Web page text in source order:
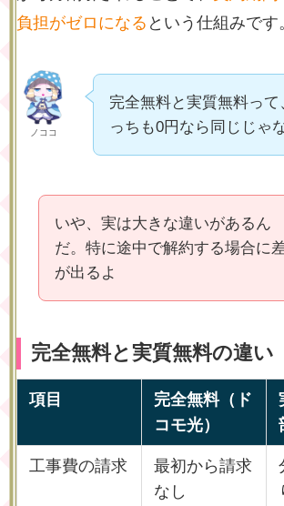
負担がゼロになる という仕組みです
ノココ
完全無料と実質無料って
っちも0円なら同じじゃ
いや、実は大きな違いがあるん
だ。特に途中で解約する場合に
が出るよ
完全無料と実質無料の違い
項目
完全無料（ド
コモ光）
工事費の請求
最初から請求
なし